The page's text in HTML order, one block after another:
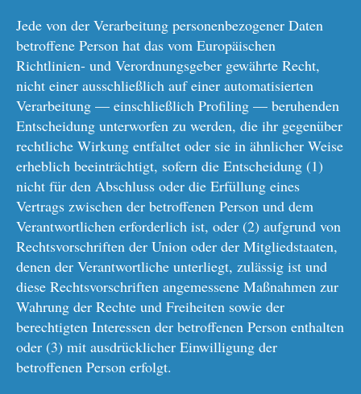
Jede von der Verarbeitung personenbezogener Daten
betroffene Person hat das vom Europäischen
Richtlinien- und Verordnungsgeber gewährte Recht,
nicht einer ausschließlich auf einer automatisierten
Verarbeitung — einschließlich Profiling — beruhenden
Entscheidung unterworfen zu werden, die ihr gegenüber
rechtliche Wirkung entfaltet oder sie in ähnlicher Weise
erheblich beeinträchtigt, sofern die Entscheidung (1)
nicht für den Abschluss oder die Erfüllung eines
Vertrags zwischen der betroffenen Person und dem
Verantwortlichen erforderlich ist, oder (2) aufgrund von
Rechtsvorschriften der Union oder der Mitgliedstaaten,
denen der Verantwortliche unterliegt, zulässig ist und
diese Rechtsvorschriften angemessene Maßnahmen zur
Wahrung der Rechte und Freiheiten sowie der
berechtigten Interessen der betroffenen Person enthalten
oder (3) mit ausdrücklicher Einwilligung der
betroffenen Person erfolgt.